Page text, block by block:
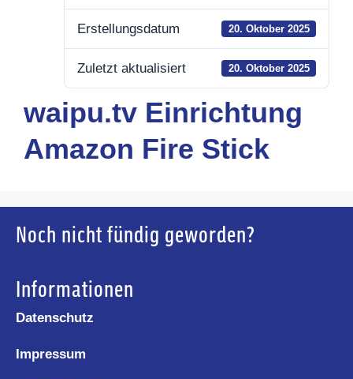
Erstellungsdatum 20. Oktober 2025
Zuletzt aktualisiert 20. Oktober 2025
waipu.tv Einrichtung
Amazon Fire Stick
Noch nicht fündig geworden?
Informationen
Datenschutz
Impressum